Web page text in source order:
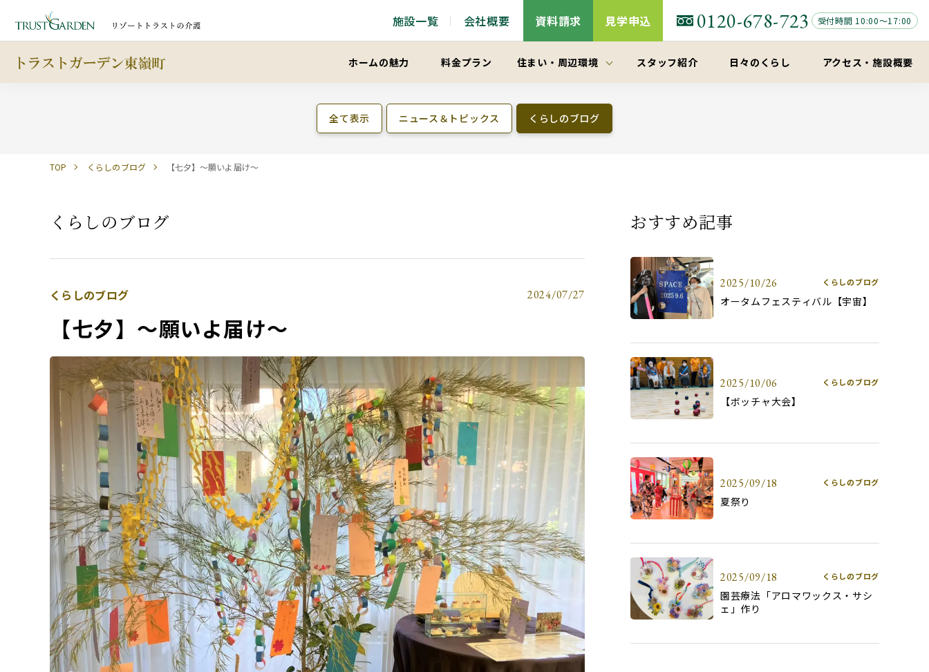
施設一覧 会社概要 資料請求 見学申込 0120-678-723 受付時間 10:00～17:00
ホームの魅力 料金プラン 住まい ・ 周辺環境 スタッフ紹介 日々のくらし アクセス ・施設概要
全て表示 ニュース＆トピックス くらしのブログ
TOP くらしのブログ 【七夕】～願いよ届け～
くらしのブログ
くらしのブログ 2024/07/27
【七夕】～願いよ届け～
おすすめ記事
2025/10/26 くらしのブログ
オータムフェスティバル【宇宙】
2025/10/06 くらしのブログ
【ボッチャ大会】
2025/09/18 くらしのブログ
夏祭り
2025/09/18 くらしのブログ
園芸療法「アロマワックス・サシ
ェ」作り